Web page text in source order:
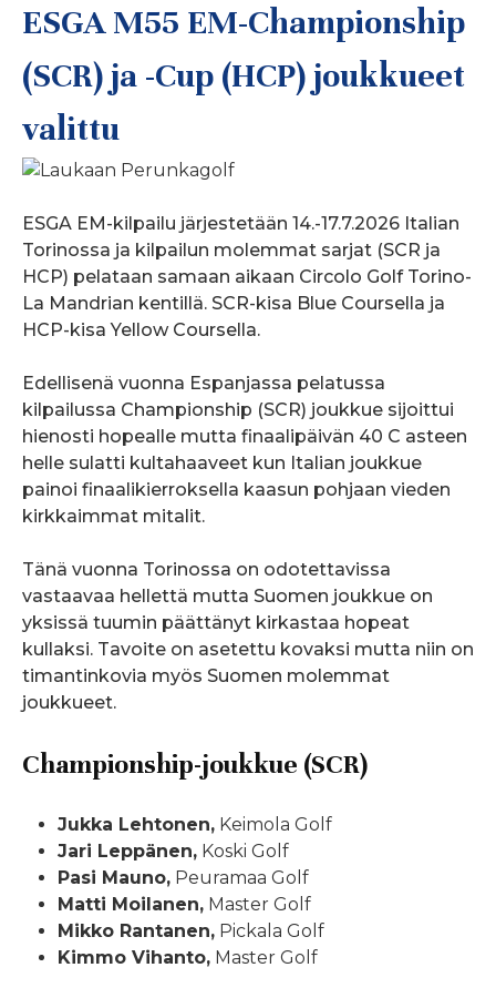
ESGA M55 EM-Championship
(SCR) ja -Cup (HCP) joukkueet
valittu
ESGA EM-kilpailu järjestetään 14.-17.7.2026 Italian
Torinossa ja kilpailun molemmat sarjat (SCR ja
HCP) pelataan samaan aikaan Circolo Golf Torino-
La Mandrian kentillä. SCR-kisa Blue Coursella ja
HCP-kisa Yellow Coursella.
Edellisenä vuonna Espanjassa pelatussa
kilpailussa Championship (SCR) joukkue sijoittui
hienosti hopealle mutta finaalipäivän 40 C asteen
helle sulatti kultahaaveet kun Italian joukkue
painoi finaalikierroksella kaasun pohjaan vieden
kirkkaimmat mitalit.
Tänä vuonna Torinossa on odotettavissa
vastaavaa hellettä mutta Suomen joukkue on
yksissä tuumin päättänyt kirkastaa hopeat
kullaksi. Tavoite on asetettu kovaksi mutta niin on
timantinkovia myös Suomen molemmat
joukkueet.
Championship-joukkue (SCR)
Jukka Lehtonen, Keimola Golf
Jari Leppänen, Koski Golf
Pasi Mauno, Peuramaa Golf
Matti Moilanen, Master Golf
Mikko Rantanen, Pickala Golf
Kimmo Vihanto, Master Golf